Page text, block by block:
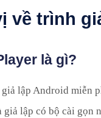
về trình
là gì?
lập Android miễn
lập có bộ cài gọn